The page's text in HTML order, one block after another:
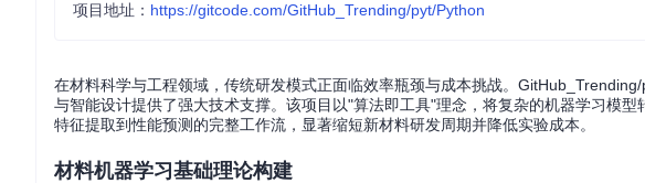
项目地址： https://gitcode.com/GitHub_Trending/pyt/Python
在材料科学与工程领域，传统研发模式正面临效率瓶颈与成本挑战。
与智能设计提供了强大技术支撑。该项目以"算法即工具"理念，将复杂的机器学习模
特征提取到性能预测的完整工作流，显著缩短新材料研发周期并降低实验成本。
材料机器学习基础理论构建